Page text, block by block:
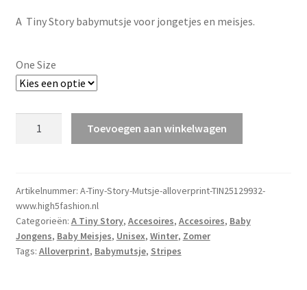
A Tiny Story babymutsje voor jongetjes en meisjes.
One Size
Mutsje
Stripe
(Unisex)
1
maat
Toevoegen aan winkelwagen
Artikelnummer: A-Tiny-Story-Mutsje-alloverprint-TIN25129932-
www.high5fashion.nl
Categorieën: A Tiny Story, Accesoires, Accesoires, Baby
Jongens, Baby Meisjes, Unisex, Winter, Zomer
Tags: Alloverprint, Babymutsje, Stripes